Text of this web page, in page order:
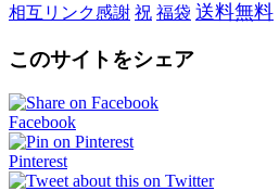
相互リンク感謝 祝 福袋 送料無料
このサイトをシェア
Facebook
Pinterest